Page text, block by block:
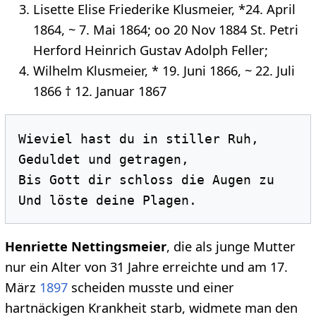
Lisette Elise Friederike Klusmeier, *24. April
1864, ~ 7. Mai 1864; oo 20 Nov 1884 St. Petri
Herford Heinrich Gustav Adolph Feller;
Wilhelm Klusmeier, * 19. Juni 1866, ~ 22. Juli
1866 † 12. Januar 1867
Wieviel hast du in stiller Ruh,
Geduldet und getragen,
Bis Gott dir schloss die Augen zu
Henriette Nettingsmeier, die als junge Mutter
nur ein Alter von 31 Jahre erreichte und am 17.
März 1897scheiden musste und einer
hartnäckigen Krankheit starb, widmete man den